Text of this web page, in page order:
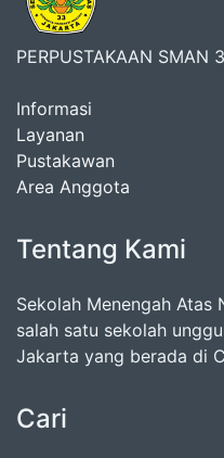
PERPUSTAKAAN SMAN
Informasi
Layanan
Pustakawan
Area Anggota
Tentang Kami
Sekolah Menengah
salah satu sekolah
Jakarta yang berada di
Cari